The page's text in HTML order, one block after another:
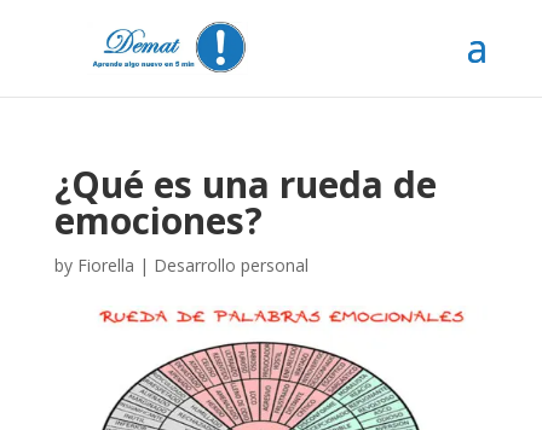
¿Qué es una rueda de
emociones?
by Fiorella | Desarrollo personal